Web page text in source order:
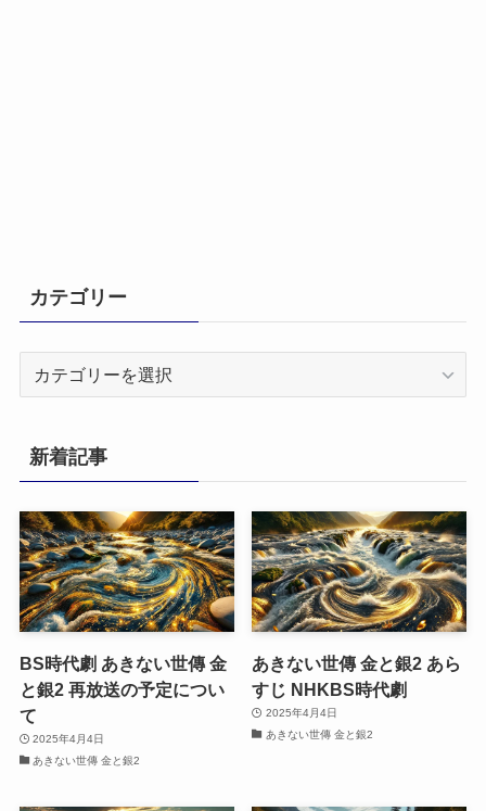
カテゴリー
リ
ー
新着記事
BS時代劇 あきない世傳 金
と銀2 再放送の予定につい
て
2025年4月4日
あきない世傳 金と銀2
あきない世傳 金と銀2 あら
すじ NHKBS時代劇
2025年4月4日
あきない世傳 金と銀2